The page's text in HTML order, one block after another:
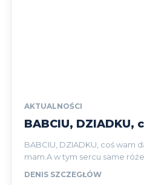
AKTUALNOŚCI
BABCIU, DZIADKU,
BABCIU, DZIADKU, coś wam
mam.A w tym sercu same
DENIS SZCZEGŁÓW